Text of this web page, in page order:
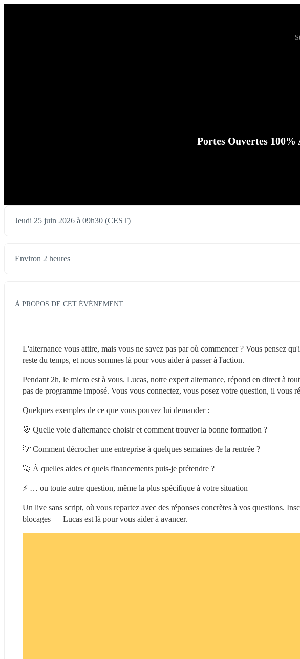
Portes Ouvertes
Jeudi 25 juin 2026 à 09h30 (CEST)
Environ 2 heures
À PROPOS DE CET ÉVÉNEMENT
L'alternance vous attire, mais vous ne savez pas par où commencer ? Vous pensez
reste du temps, et nous sommes là pour vous aider à passer à l'action.
Pendant 2h, le micro est à vous. Lucas, notre expert alternance, répond en direct à
pas de programme imposé. Vous vous connectez, vous posez votre question, il vous
Quelques exemples de ce que vous pouvez lui demander :
🎯 Quelle voie d'alternance choisir et comment trouver la bonne formation ?
💡 Comment décrocher une entreprise à quelques semaines de la rentrée ?
🚀 À quelles aides et quels financements puis-je prétendre ?
⚡ … ou toute autre question, même la plus spécifique à votre situation
Un live sans script, où vous repartez avec des réponses concrètes à vos questions.
blocages — Lucas est là pour vous aider à avancer.